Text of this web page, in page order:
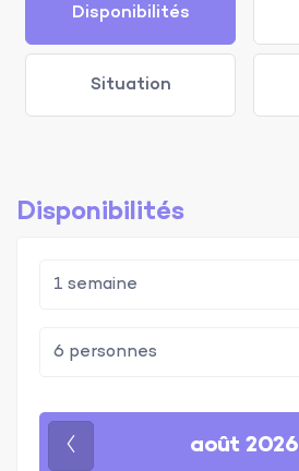
Disponibilités
Situation
Disponibilités
août 2026